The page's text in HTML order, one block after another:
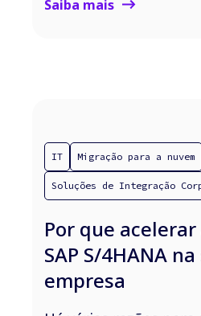
Saiba mais
IT Migração para a nuvem
Soluções de Integração
Por que
SAP S/4HANA
empresa